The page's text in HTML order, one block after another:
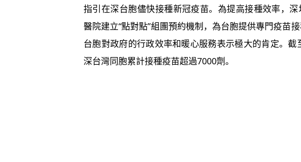
指引在深台胞儘快接種新冠疫苗。為提高接種效率，
醫院建立“點對點”組團預約機制，為台胞提供專門疫苗
台胞對政府的行政效率和暖心服務表示極大的肯定。截
深台灣同胞累計接種疫苗超過7000劑。